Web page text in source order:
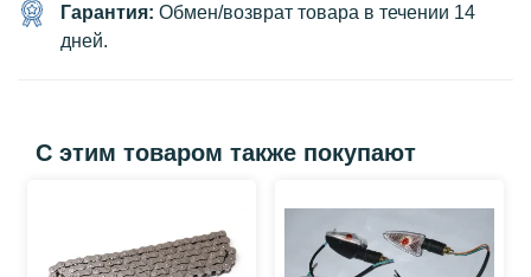
Гарантия: Обмен/возврат товара в течении 14
дней.
С этим товаром также покупают